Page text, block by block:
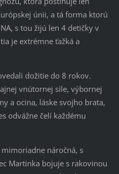
únii, a tá forma ktorú
s tou žijú len 4 detičky v
je extrémne ťažká a
dožitie do 8 rokov.
vnútornej sile, výbornej
a ocina, láske svojho brata,
odvážne čelí každému
náročná, s
Martinka bojuje s rakovinou